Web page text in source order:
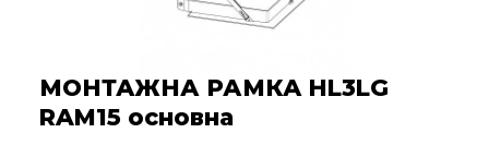
МОНТАЖНА РАМКА HL3LG
RAM15 основна